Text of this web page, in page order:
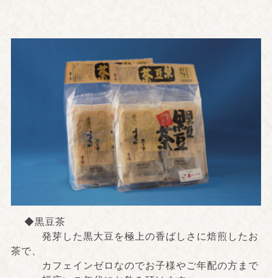
◆黒豆茶
発芽した黒大豆を極上の香ばしさに焙煎したお
茶で、
カフェインゼロなのでお子様やご年配の方まで